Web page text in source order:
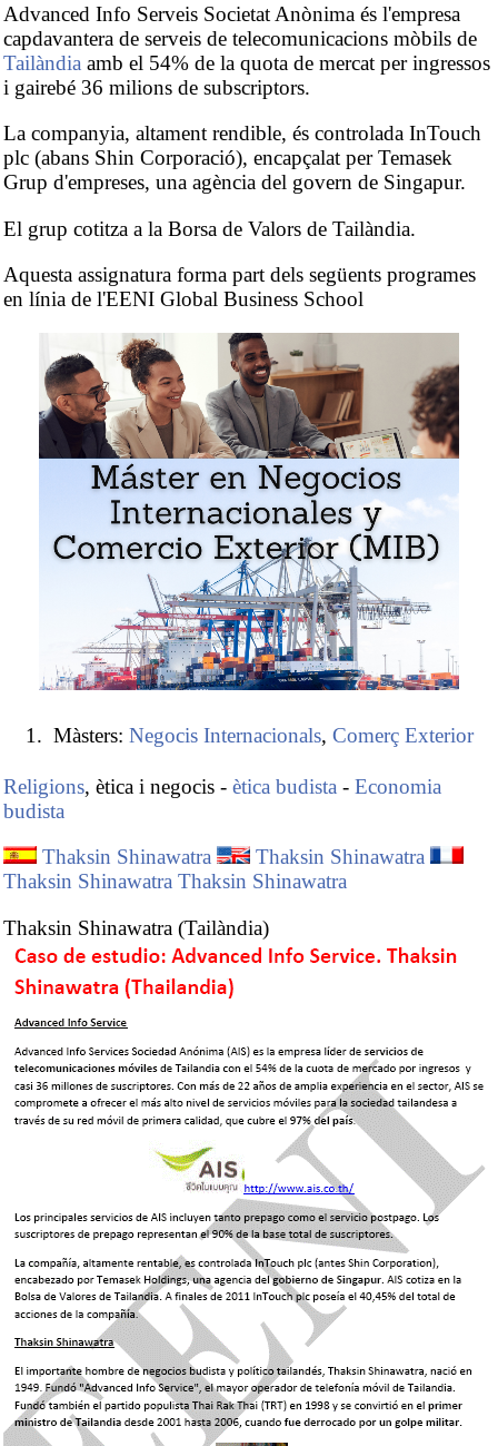
Advanced Info Serveis Societat Anònima és l'empresa
capdavantera de serveis de telecomunicacions mòbils de
Tailàndia amb el 54% de la quota de mercat per ingressos
i gairebé 36 milions de subscriptors.
La companyia, altament rendible, és controlada InTouch
plc (abans Shin Corporació), encapçalat per Temasek
Grup d'empreses, una agència del govern de Singapur.
El grup cotitza a la Borsa de Valors de Tailàndia.
Aquesta assignatura forma part dels següents programes
en línia de l'EENI Global Business School
Màsters: Negocis Internacionals, Comerç Exterior
Religions, ètica i negocis - ètica budista - Economia
budista
Thaksin Shinawatra
Thaksin Shinawatra
Thaksin Shinawatra Thaksin Shinawatra
Thaksin Shinawatra (Tailàndia)